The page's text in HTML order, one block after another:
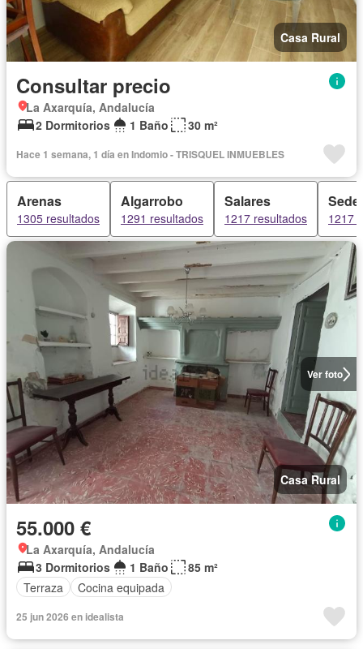
Casa Rural
Consultar precio
La Axarquía, Andalucía
2 Dormitorios
1 Baño 30 m²
Hace 1 semana, 1 día en Indomio - TRISQUEL INMUEBLES
Arenas
1305 resultados
Algarrobo
1291 resultados
Salares
1217 resultados 1217
Ver foto
Casa Rural
55.000 €
La Axarquía, Andalucía
3 Dormitorios
1 Baño
85 m²
Terraza
Cocina equipada
25 jun 2026 en idealista